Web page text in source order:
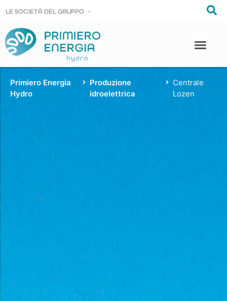
LE SOCIETÀ DEL GRUPPO
LE SOCIETÀ DEL GRUPPO
Primiero Energia
Hydro
Produzione
idroelettrica
Centrale
Lozen